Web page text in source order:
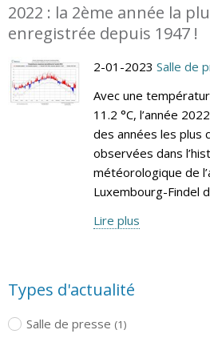
2022 : la 2ème année la
enregistrée depuis 1947 !
2-01-2023 Salle de
Avec une
11.2 °C, l’année
des années les plus
observées dans
météorologique de
Luxembourg-Findel
Lire plus
Types d'actualité
Salle de presse (1)